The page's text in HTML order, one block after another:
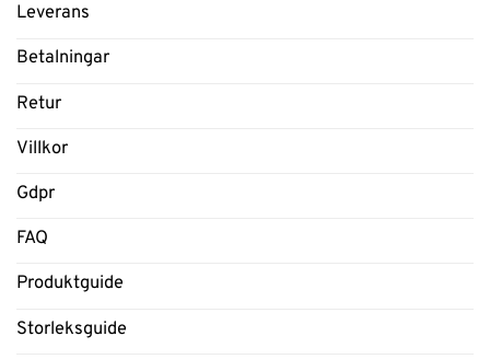
Leverans
Betalningar
Retur
Villkor
Gdpr
FAQ
Produktguide
Storleksguide